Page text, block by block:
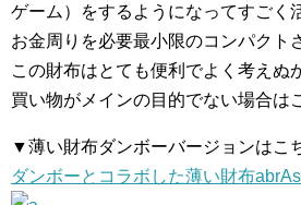
ゲーム）をするようになってすごく
お金周りを必要最小限のコンパクト
この財布はとても便利でよく考えぬ
買い物がメインの目的でない場合は
▼薄い財布ダンボーバージョンはこ
ダンボーとコラボした薄い財布